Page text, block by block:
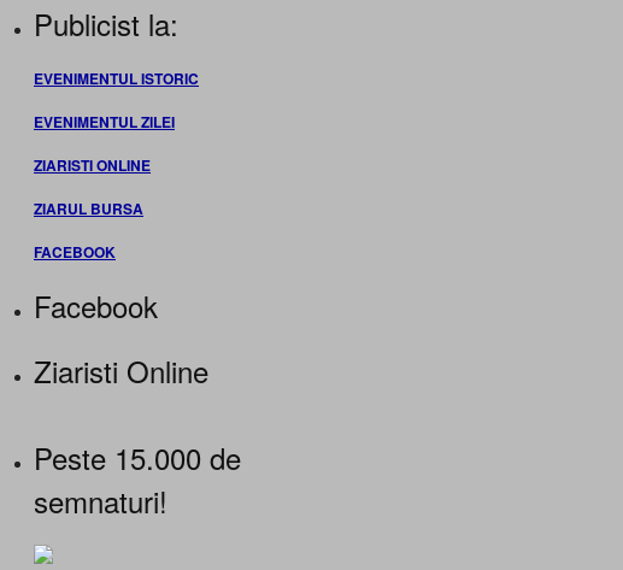
Publicist la:
EVENIMENTUL ISTORIC
EVENIMENTUL ZILEI
ZIARISTI ONLINE
ZIARUL BURSA
FACEBOOK
Facebook
Ziaristi Online
Peste 15.000 de
semnaturi!